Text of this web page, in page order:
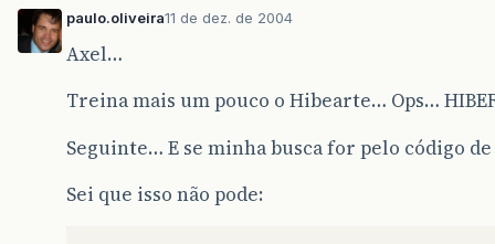
paulo.oliveira11 de dez. de 2004
Axel…
Treina mais um pouco o Hibearte… Ops…
Seguinte… E se minha busca for pelo código
Sei que isso não pode: